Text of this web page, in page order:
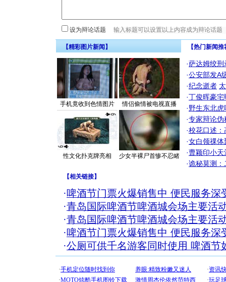
设为辩论话题
【精彩图片新闻】
手机竟收到色情图片 情侣偷情被电视直播
性文化扑克牌亮相 少女半裸尸首惨不忍睹
【热门新闻
·萨达姆绞刑
·公安部发A
·纪念逝者
·丁俊晖豪
·野生东北
·专家辩论伪
·校花口述：
·女白领祼体
·曹颖印小天
·诡秘莫测：
【相关链接】
·啤酒节门票火爆销售中 便民服务深
·青岛国际啤酒节啤酒城会场主要活
·青岛国际啤酒节啤酒城会场主要活
·啤酒节门票火爆销售中 便民服务深
·公厕可供千名游客同时使用 啤酒节
[圣诞节]